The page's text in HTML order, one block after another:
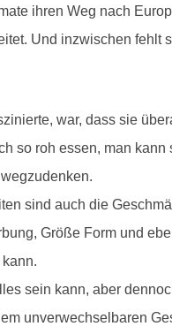
ihren Weg nach
Und inzwischen fehlt
war, dass sie
so roh essen, man
sind auch die
Größe Form und
sein kann, aber
unverwechselbaren